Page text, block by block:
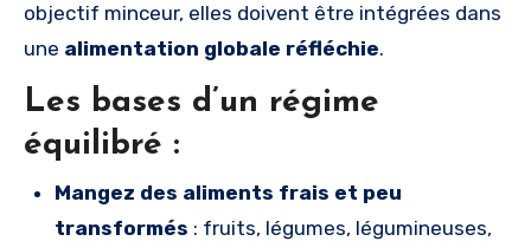
objectif minceur, elles doivent être intégrées dans
une alimentation globale réfléchie.
Les bases d’un régime
équilibré :
Mangez des aliments frais et peu
transformés : fruits, légumes, légumineuses,